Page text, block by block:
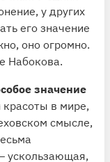
у других
его значение
оно огромно.
Набокова.
значение
в мире,
смысле,
ускользающая,